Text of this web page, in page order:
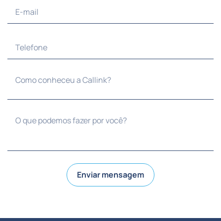
Enviar mensagem